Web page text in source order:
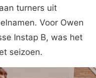
turners uit
Voor Owen
Instap B, was het
seizoen.